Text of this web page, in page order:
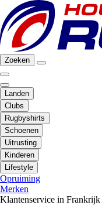
Zoeken
Landen
Clubs
Rugbyshirts
Schoenen
Uitrusting
Kinderen
Lifestyle
Opruiming
Merken
Klantenservice in Frankrijk